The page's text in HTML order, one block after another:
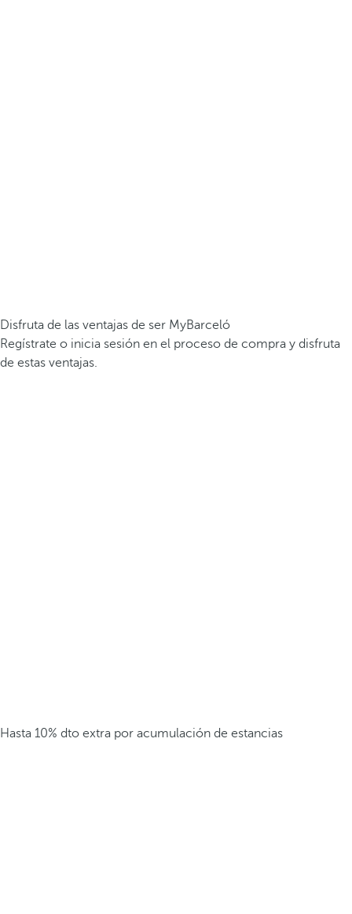
Disfruta de las ventajas de ser MyBarceló
Regístrate o inicia sesión en el proceso de compra y disfruta
de estas ventajas.
Hasta 10% dto extra por acumulación de estancias